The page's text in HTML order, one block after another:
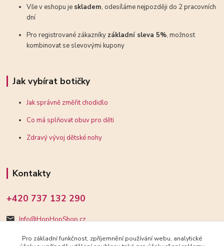
Vše v eshopu je skladem, odesíláme nejpozději do 2 pracovních
dní
Pro registrované zákazníky základní sleva 5%, možnost
kombinovat se slevovými kupony
Jak vybírat botičky
Jak správně změřit chodidlo
Co má splňovat obuv pro děti
Zdravý vývoj dětské nohy
Kontakty
+420 737 132 290
Info@HopHopShop.cz
Pro základní funkčnost, zpříjemnění používání webu, analytické